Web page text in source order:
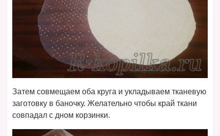
Затем совмещаем оба круга и укладываем тканевую
заготовку в баночку. Желательно чтобы край ткани
совпадал с дном корзинки.